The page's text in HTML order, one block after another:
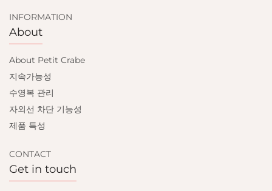
INFORMATION
About
About Petit Crabe
지속가능성
수영복 관리
자외선 차단 기능성
제품 특성
CONTACT
Get in touch